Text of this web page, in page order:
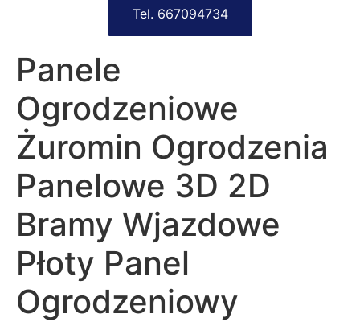
Tel. 667094734
Panele
Ogrodzeniowe
Żuromin Ogrodzenia
Panelowe 3D 2D
Bramy Wjazdowe
Płoty Panel
Ogrodzeniowy